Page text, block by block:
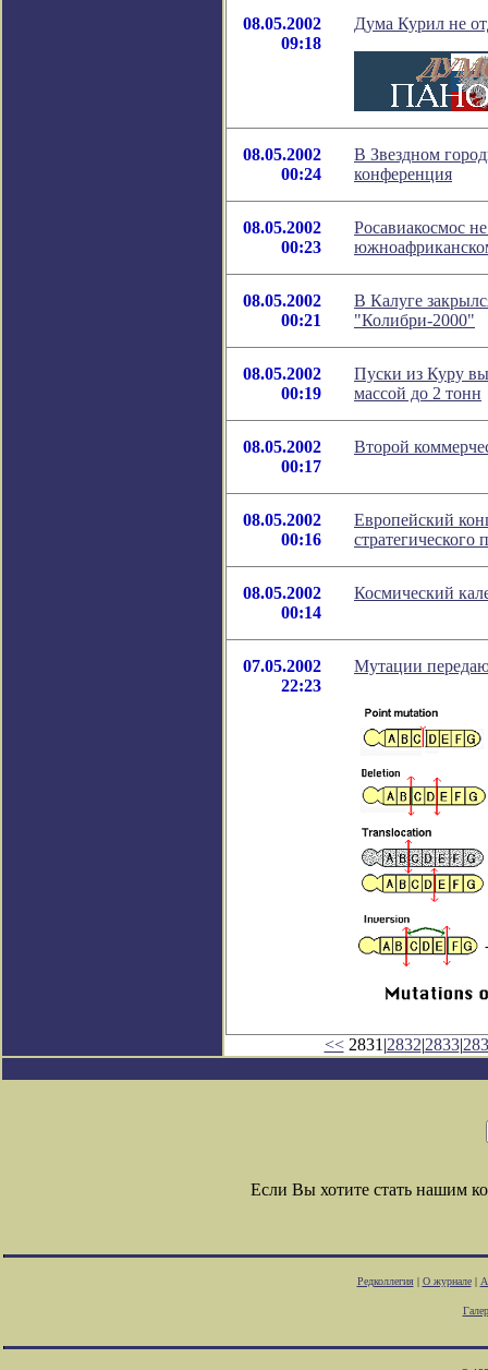
08.05.2002
09:18
Дума Курил не
08.05.2002
00:24
В Звездном
конференция
08.05.2002
00:23
Росавиакосмос
08.05.2002
00:21
В Калуге
"Колибри-2000"
08.05.2002
00:19
Пуски из Куру
массой до 2 тонн
08.05.2002
00:17
Второй
08.05.2002
00:16
Европейский
стратегического
08.05.2002
00:14
Космический
07.05.2002
22:23
Мутации
<<2831|2832|2833|
Если Вы хотите стать нашим
Редколлегия| О журнале|